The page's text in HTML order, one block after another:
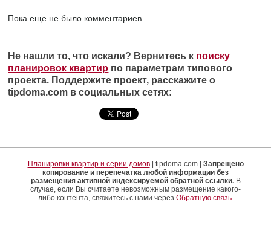
Пока еще не было комментариев
Не нашли то, что искали? Вернитесь к поиску
планировок квартир по параметрам типового
проекта. Поддержите проект, расскажите о
tipdoma.com в социальных сетях:
Планировки квартир и серии домов| tipdoma.com | Запрещено
копирование и перепечатка любой информации без
размещения активной индексируемой обратной ссылки.В
случае, если Вы считаете невозможным размещение какого-
либо контента, свяжитесь с нами через Обратную связь.